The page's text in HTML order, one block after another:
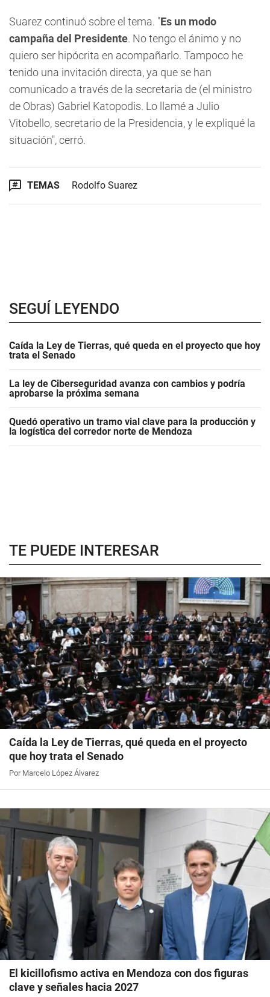
Suarez continuó sobre el tema. "Es un modo
campaña del Presidente. No tengo el ánimo y no
quiero ser hipócrita en acompañarlo. Tampoco he
tenido una invitación directa, ya que se han
comunicado a través de la secretaria de (el ministro
de Obras) Gabriel Katopodis. Lo llamé a Julio
Vitobello, secretario de la Presidencia, y le expliqué la
situación", cerró.
TEMAS Rodolfo Suarez
SEGUÍ LEYENDO
Caída la Ley de Tierras, qué queda en el proyecto que hoy
trata el Senado
La ley de Ciberseguridad avanza con cambios y podría
aprobarse la próxima semana
Quedó operativo un tramo vial clave para la producción y
la logística del corredor norte de Mendoza
TE PUEDE INTERESAR
Caída la Ley de Tierras, qué queda en el proyecto
que hoy trata el Senado
Por Marcelo López Álvarez
El kicillofismo activa en Mendoza con dos figuras
clave y señales hacia 2027